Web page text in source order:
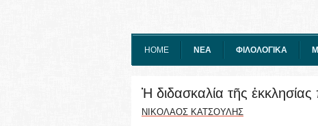
HOME ΝΕΑ ΦΙΛΟΛΟΓΙΚΑ
Ἡ διδασκαλία τῆς
ΝΙΚΟΛΑΟΣ ΚΑΤΣΟΥΛΗΣ